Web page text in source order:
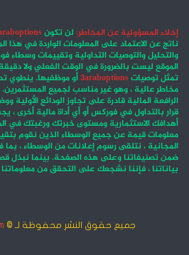
إخلاء المسؤولية عن المخاطر: لن تكون
ناتج عن الاعتماد على المعلومات الواردة في هذا
والتحليل والتوصيات التداولية وتقييمات وسطاء
الموقع ليست بالضرورة في الوقت الفعلي ولا دقيقة
تمثل توصيات3araboptionsأو موظفيها. ينطوي
مخاطر عالية ، وهو غير مناسب لجميع المستثمرين.
الرافعة المالية قادرة على تجاوز الودائع
قرار بالتداول في فوركس أو أي أداة مالية أخرى ،
أهدافك الاستثمارية ومستوى خبرتك ورغبتك في
معلومات قيمة عن جميع الوسطاء الذين نقوم
المجانية ، نتلقى رسوم إعلانات من الوسطاء ،
ضمن تصنيفاتنا وعلى هذه الصفحة. بينما نبذل
بياناتنا ، فإننا نشجعك على التحقق من
جميع حقوق النشر محفوظة لـ ©